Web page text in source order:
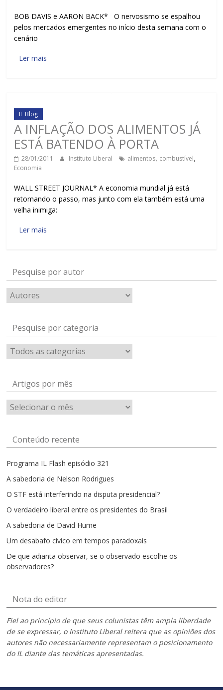
BOB DAVIS e AARON BACK* O nervosismo se espalhou
pelos mercados emergentes no início desta semana com o
cenário
Ler mais
IL Blog
A INFLAÇÃO DOS ALIMENTOS JÁ
ESTÁ BATENDO À PORTA
28/01/2011 Instituto Liberal alimentos, combustível,
Economia
WALL STREET JOURNAL* A economia mundial já está
retomando o passo, mas junto com ela também está uma
velha inimiga:
Ler mais
Pesquise por autor
Pesquise por categoria
Artigos por mês
Artigos
por
Conteúdo recente
Programa IL Flash episódio 321
A sabedoria de Nelson Rodrigues
O STF está interferindo na disputa presidencial?
O verdadeiro liberal entre os presidentes do Brasil
A sabedoria de David Hume
Um desabafo cívico em tempos paradoxais
De que adianta observar, se o observado escolhe os
observadores?
Nota do editor
Fiel ao princípio de que seus colunistas têm ampla liberdade
de se expressar, o Instituto Liberal reitera que as opiniões dos
autores não necessariamente representam o posicionamento
do IL diante das temáticas apresentadas.